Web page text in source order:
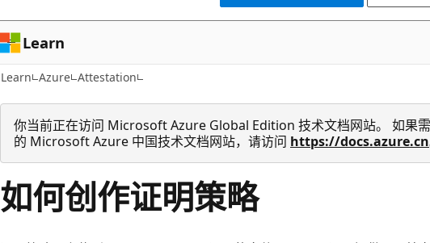
容
Learn
Learn Azure Attestation
你当前正在访问 Microsoft Azure Global Edition 技术文档网站。 如果
的 Microsoft Azure 中国技术文档网站，请访问 https://docs.azure.cn
如何创作证明策略